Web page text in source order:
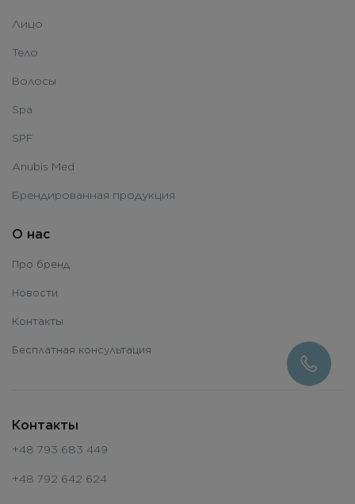
Лицо
Тело
Волосы
Spa
SPF
Anubis Med
Брендированная продукция
О нас
Про бренд
Новости
Контакты
Бесплатная консультация
Контакты
+48 793 683 449
+48 792 642 624